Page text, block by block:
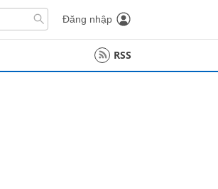
Đăng nhập
RSS